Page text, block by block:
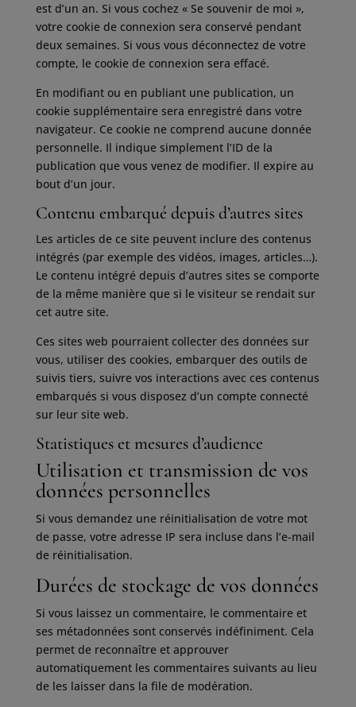
est d’un an. Si vous cochez « Se souvenir de moi »,
votre cookie de connexion sera conservé pendant
deux semaines. Si vous vous déconnectez de votre
compte, le cookie de connexion sera effacé.
En modifiant ou en publiant une publication, un
cookie supplémentaire sera enregistré dans votre
navigateur. Ce cookie ne comprend aucune donnée
personnelle. Il indique simplement l’ID de la
publication que vous venez de modifier. Il expire au
bout d’un jour.
Contenu embarqué depuis d’autres sites
Les articles de ce site peuvent inclure des contenus
intégrés (par exemple des vidéos, images, articles…).
Le contenu intégré depuis d’autres sites se comporte
de la même manière que si le visiteur se rendait sur
cet autre site.
Ces sites web pourraient collecter des données sur
vous, utiliser des cookies, embarquer des outils de
suivis tiers, suivre vos interactions avec ces contenus
embarqués si vous disposez d’un compte connecté
sur leur site web.
Statistiques et mesures d’audience
Utilisation et transmission de vos
données personnelles
Si vous demandez une réinitialisation de votre mot
de passe, votre adresse IP sera incluse dans l’e-mail
de réinitialisation.
Durées de stockage de vos données
Si vous laissez un commentaire, le commentaire et
ses métadonnées sont conservés indéfiniment. Cela
permet de reconnaître et approuver
automatiquement les commentaires suivants au lieu
de les laisser dans la file de modération.